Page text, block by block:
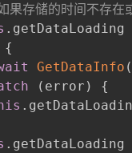
存储的时间不存在
. getDataLoading
{
GetDataInfo (
( error )
{
.
. getDataLoading